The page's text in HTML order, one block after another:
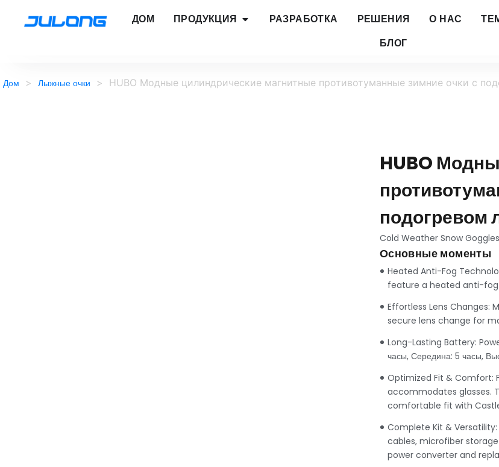
ДОМ ПРОДУКЦИЯ РАЗРАБОТКА РЕШЕНИЯ О НАС
БЛОГ
Дом > Лыжные очки > HUBO Модные цилиндрические магнитные противотуманные зимние очки с
HUBO
подогревом
Cold Weather Snow Goggles
Основные моменты
Heated Anti-Fog
feature a heated anti-
Effortless Lens Changes:
secure lens change for
Long-Lasting Battery:
часы, Середина: 5 часы,
Optimized Fit & Comfort:
accommodates glasses.
comfortable fit with
Complete Kit & Versatility:
cables, microfiber
power converter and